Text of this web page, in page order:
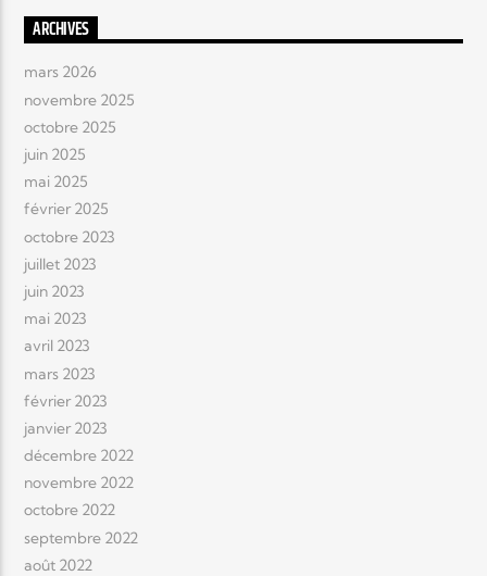
ARCHIVES
mars 2026
novembre 2025
octobre 2025
juin 2025
mai 2025
février 2025
octobre 2023
juillet 2023
juin 2023
mai 2023
avril 2023
mars 2023
février 2023
janvier 2023
décembre 2022
novembre 2022
octobre 2022
septembre 2022
août 2022